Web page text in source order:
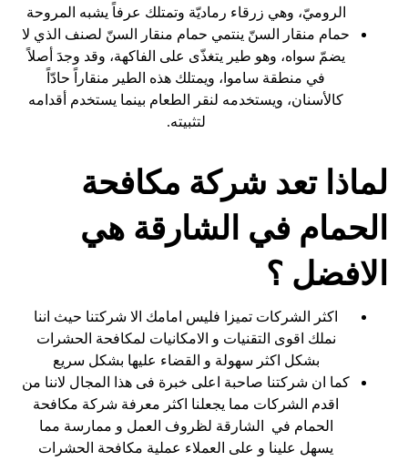
الروميّ، وهي زرقاء رماديّة وتمتلك عرفاً يشبه المروحة
حمام منقار السنّ ينتمي حمام منقار السنّ لصنف الذي لا
يضمّ سواه، وهو طير يتغذّى على الفاكهة، وقد وجدَ أصلاً
في منطقة ساموا، ويمتلك هذه الطير منقاراً حادّاً
كالأسنان، ويستخدمه لنقر الطعام بينما يستخدم أقدامه
لتثبيته.
لماذا تعد شركة مكافحة
الحمام في الشارقة هي
الافضل ؟
اكثر الشركات تميزا فليس امامك الا شركتنا حيث اننا
نملك اقوى التقنيات و الامكانيات لمكافحة الحشرات
بشكل اكثر سهولة و القضاء عليها بشكل سريع
كما ان شركتنا صاحبة اعلى خبرة فى هذا المجال لاننا من
اقدم الشركات مما يجعلنا اكثر معرفة شركة مكافحة
الحمام في الشارقة لظروف العمل و ممارسة مما
يسهل علينا و على العملاء عملية مكافحة الحشرات